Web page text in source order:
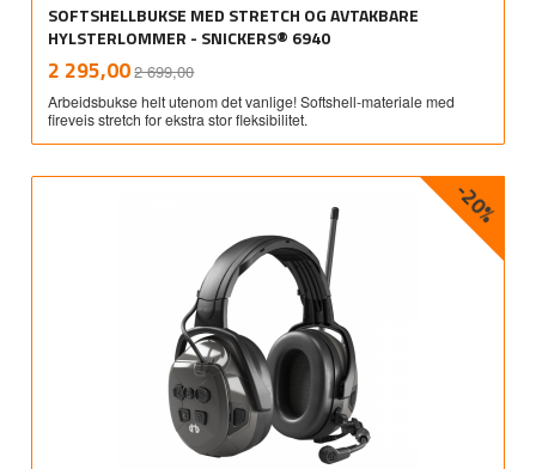
SOFTSHELLBUKSE MED STRETCH OG AVTAKBARE
HYLSTERLOMMER - SNICKERS® 6940
Tilbud
2 295,002 699,00mva.
Arbeidsbukse helt utenom det vanlige! Softshell-materiale med
fireveis stretch for ekstra stor fleksibilitet.
-20%